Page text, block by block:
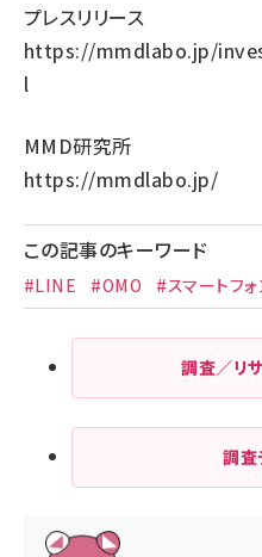
プレスリリース
https://mmdlabo.jp/
l
MMD研究所
https://mmdlabo.jp/
この記事のキーワード
#LINE #OMO #スマートフォ
調査／リ
調